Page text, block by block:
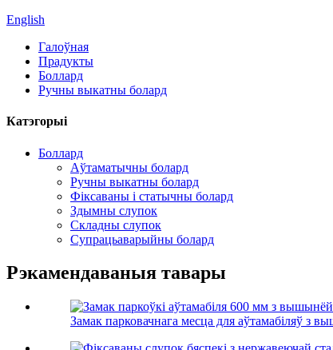
English
Галоўная
Прадукты
Боллард
Ручны выкатны болард
Катэгорыі
Боллард
Аўтаматычны болард
Ручны выкатны болард
Фіксаваны і статычны болард
Здымны слупок
Складны слупок
Супрацьаварыйны болард
Рэкамендаваныя тавары
Замак парковачнага месца для аўтамабіляў з